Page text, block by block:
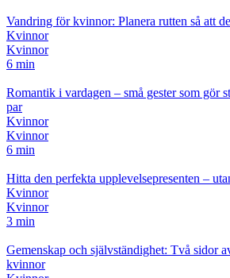
Vandring för kvinnor: Planera rutten så att
Kvinnor
Kvinnor
6 min
Romantik i vardagen – små gester som gör
par
Kvinnor
Kvinnor
6 min
Hitta den perfekta upplevelsepresenten –
Kvinnor
Kvinnor
3 min
Gemenskap och självständighet: Två sidor
kvinnor